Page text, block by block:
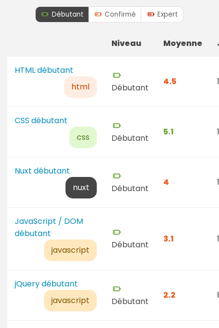
Débutant(niveau sélectionné)
Confirmé Expert
Niveau Moyenne
HTML débutant
html
Débutant
4.5
CSS débutant
css
Débutant
5.1
Nuxt débutant
nuxt
Débutant
4 1
JavaScript / DOM
débutant
javascript
Débutant
3.1
jQuery débutant
javascript
Débutant
2.2